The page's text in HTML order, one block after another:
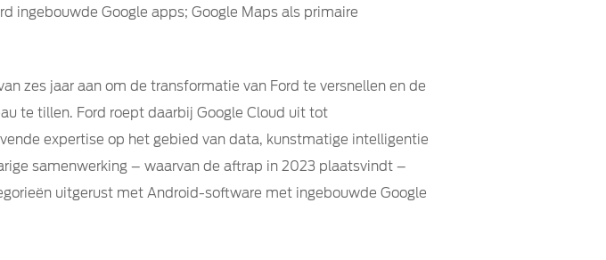
ingebouwde Google apps; Google Maps als primaire
zes jaar aan om de transformatie van Ford te versnellen en de
te tillen. Ford roept daarbij Google Cloud uit tot
expertise op het gebied van data, kunstmatige intelligentie
samenwerking – waarvan de aftrap in 2023 plaatsvindt –
uitgerust met Android-software met ingebouwde Google